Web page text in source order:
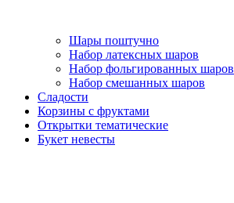
Шары поштучно
Набор латексных шаров
Набор фольгированных шаров
Набор смешанных шаров
Сладости
Корзины с фруктами
Открытки тематические
Букет невесты